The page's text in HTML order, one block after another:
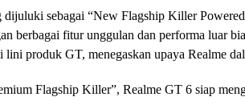
dijuluki sebagai “New Flagship Killer
berbagai fitur unggulan dan performa luar
lini produk GT, menegaskan upaya Realme
Flagship Killer”, Realme GT 6 siap